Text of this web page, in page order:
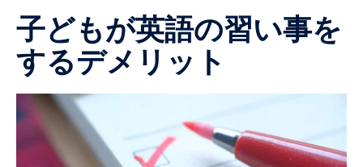
子どもが英語の習い事を
するデメリット